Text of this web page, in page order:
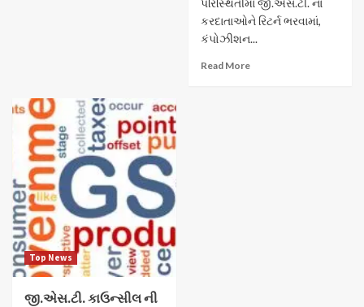
પરિસ્થિતીમાં જી.એસ.ટી. ના
કરદાતાઓને રિટર્ન ભરવામાં,
કંપોઝીશન...
Read More
Top News
જી.એસ.ટી. કાઉન્સીલ ની